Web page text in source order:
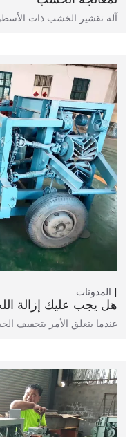
آلة تقشير الخشب ذات
المدونات
هل يجب عليك إزالة
عندما يتعلق الأمر بتجفيف